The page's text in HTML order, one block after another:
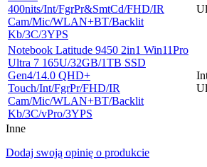
400nits/Int/FgrPr&SmtCd/FHD/IR
Cam/Mic/WLAN+BT/Backlit
Kb/3C/3YPS
Notebook Latitude 9450 2in1 Win11Pro
Ultra 7 165U/32GB/1TB SSD
Gen4/14.0 QHD+
Touch/Int/FgrPr/FHD/IR
Cam/Mic/WLAN+BT/Backlit
Kb/3C/vPro/3YPS
Inne
Dodaj swoją opinię o produkcie